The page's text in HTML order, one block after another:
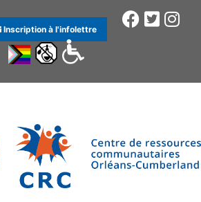
Inscription à l'infolettre